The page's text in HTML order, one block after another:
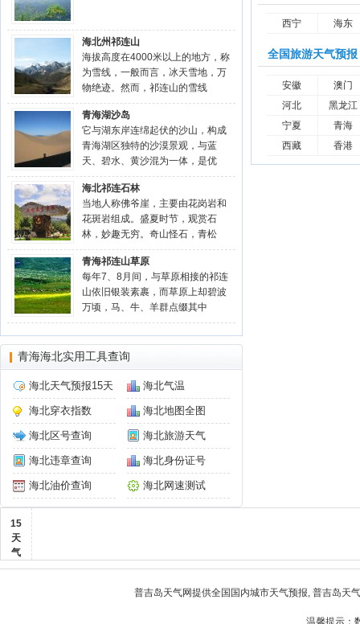
海北州祁连山
海拔高度在4000米以上的地方，称
为雪线，一般而言，冰天雪地，万
物绝迹。然而，祁连山的雪线
青海湖沙岛
它与湖东岸连绵起伏的沙山，构成
青海湖区独特的沙漠景观，与蓝
天、碧水、黄沙混为一体，是优
海北祁连石林
当地人称佛爷崖，主要由花岗岩和
花斑岩组成。盛夏时节，观赏石
林，妙趣无穷。奇山怪石，青松
青海祁连山草原
每年7、8月间，与草原相接的祁连
山依旧银装素裹，而草原上却碧波
万顷，马、牛、羊群点缀其中
青海海北实用工具查询
海北天气预报15天 海北气温
海北穿衣指数 海北地图全图
海北区号查询 海北旅游天气
海北违章查询 海北身份证号
海北油价查询 海北网速测试
西宁 海东
全国旅游天气预报
安徽
澳门
河北
黑龙江
宁夏
青海
西藏
香港
15
天
气
普吉岛天气网提供全国国内城市天气预报, 普吉岛天
温馨提示：